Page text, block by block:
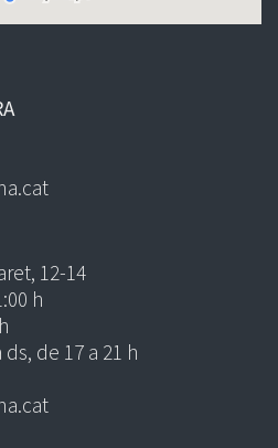
12-14
h
de 17 a 21 h